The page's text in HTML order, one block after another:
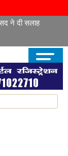
ने दी सलाह